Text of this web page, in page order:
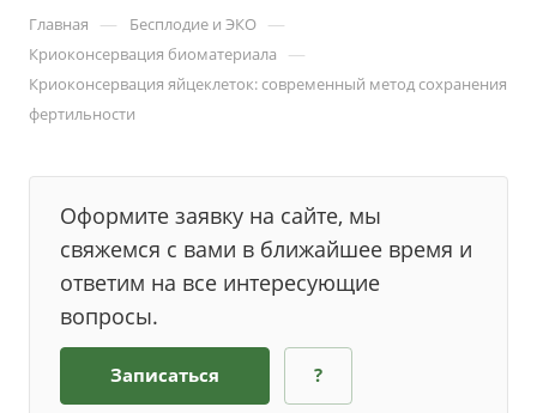
Главная — Бесплодие и ЭКО —
Криоконсервация биоматериала —
Криоконсервация яйцеклеток: современный метод сохранения
фертильности
Оформите заявку на сайте, мы
свяжемся с вами в ближайшее время и
ответим на все интересующие
вопросы.
Записаться ?